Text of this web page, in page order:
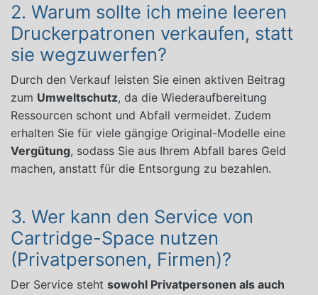
2. Warum sollte ich meine leeren
Druckerpatronen verkaufen, statt
sie wegzuwerfen?
Durch den Verkauf leisten Sie einen aktiven Beitrag
zum Umweltschutz, da die Wiederaufbereitung
Ressourcen schont und Abfall vermeidet. Zudem
erhalten Sie für viele gängige Original-Modelle eine
Vergütung, sodass Sie aus Ihrem Abfall bares Geld
machen, anstatt für die Entsorgung zu bezahlen.
3. Wer kann den Service von
Cartridge-Space nutzen
(Privatpersonen, Firmen)?
Der Service steht sowohl Privatpersonen als auch